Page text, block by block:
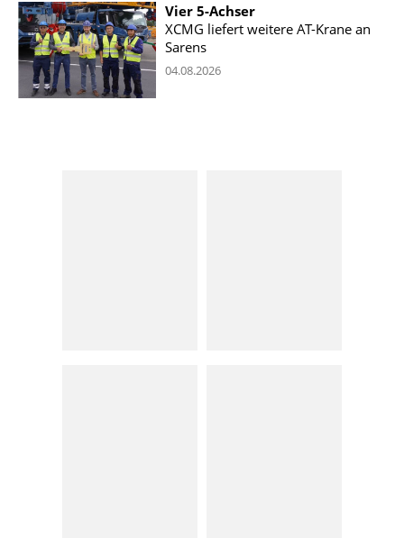
Vier 5-Achser
XCMG liefert weitere AT-Krane an
Sarens
04.08.2026